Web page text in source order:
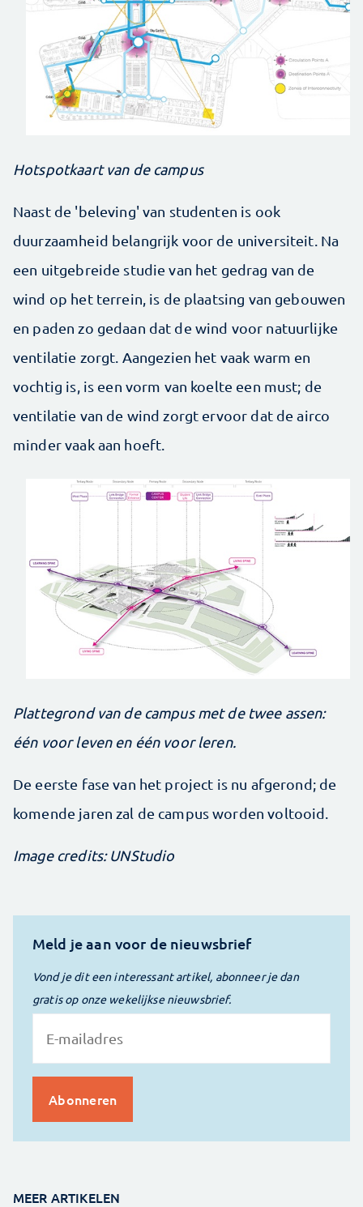
Hotspotkaart van de campus
Naast de 'beleving' van studenten is ook
duurzaamheid belangrijk voor de universiteit. Na
een uitgebreide studie van het gedrag van de
wind op het terrein, is de plaatsing van gebouwen
en paden zo gedaan dat de wind voor natuurlijke
ventilatie zorgt. Aangezien het vaak warm en
vochtig is, is een vorm van koelte een must; de
ventilatie van de wind zorgt ervoor dat de airco
minder vaak aan hoeft.
Plattegrond van de campus met de twee assen:
één voor leven en één voor leren.
De eerste fase van het project is nu afgerond; de
komende jaren zal de campus worden voltooid.
Image credits: UNStudio
Meld je aan voor de nieuwsbrief
Vond je dit een interessant artikel, abonneer je dan
gratis op onze wekelijkse nieuwsbrief.
MEER ARTIKELEN